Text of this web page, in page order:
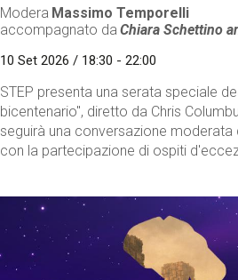
Modera Massimo Temporelli
accompagnato da Chiara Schettino
10 Set 2026 / 18:30 - 22:00
STEP presenta una serata speciale
bicentenario", diretto da Chris
seguirà una conversazione
con la partecipazione di ospiti